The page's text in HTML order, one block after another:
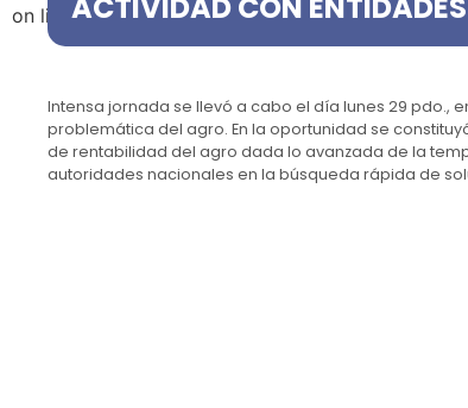
on line 39
ACTIVIDAD CON
Intensa jornada se llevó a cabo el día lunes 29 pdo.,
problemática del agro. En la oportunidad se
de rentabilidad del agro dada lo avanzada de la
autoridades nacionales en la búsqueda rápida de